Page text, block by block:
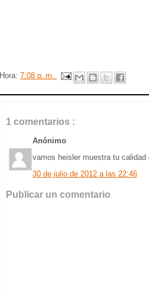
Hora: 7:08 p. m.
1 comentarios :
Anónimo
vamos heisler muestra tu
30 de julio de 2012 a las 22:46
Publicar un comentario